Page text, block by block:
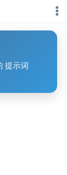
提示词